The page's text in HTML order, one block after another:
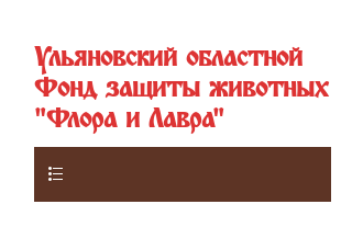
Ульяновский областной
Фонд защиты животных
"Флора и Лавра"